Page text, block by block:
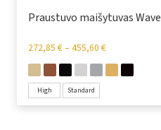
Praustuvo maišytuvas Wave
272,85 €– 455,60 €
High Standard